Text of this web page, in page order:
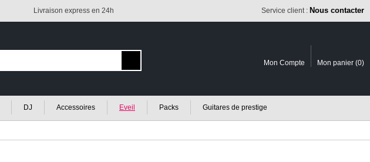
Livraison express en 24h Service client : Nous contacter
Mon Compte Mon panier (0)
DJ Accessoires Eveil Packs Guitares de prestige